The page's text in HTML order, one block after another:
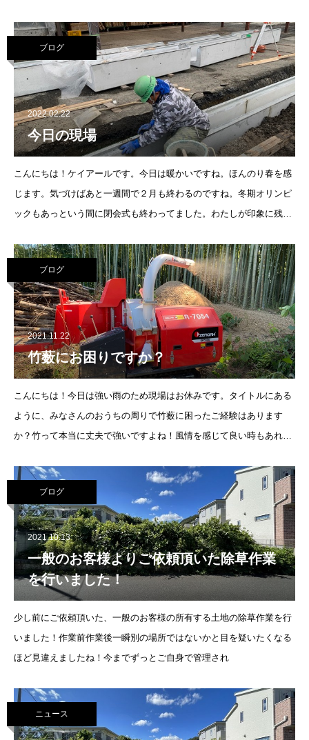
ブログ
2022.02.22
今日の現場
こんにちは！ケイアールです。今日は暖かいですね。ほんのり春を感
じます。気づけばあと一週間で２月も終わるのですね。冬期オリンピ
ックもあっという間に閉会式も終わってました。わたしが印象に残っ
ブログ
2021.11.22
竹薮にお困りですか？
こんにちは！今日は強い雨のため現場はお休みです。タイトルにある
ように、みなさんのおうちの周りで竹薮に困ったご経験はあります
か？竹って本当に丈夫で強いですよね！風情を感じて良い時もあれば
ブログ
2021.10.13
一般のお客様よりご依頼頂いた除草作業
を行いました！
少し前にご依頼頂いた、一般のお客様の所有する土地の除草作業を行
いました！作業前作業後一瞬別の場所ではないかと目を疑いたくなる
ほど見違えましたね！今までずっとご自身で管理され
ニュース